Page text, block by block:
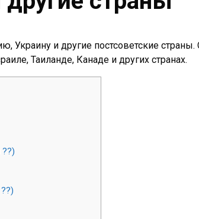
Украину и другие постсоветские
Таиланде, Канаде и других странах.